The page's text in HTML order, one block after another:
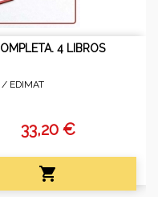
4 LIBROS
/ EDIMAT
33,20 €
